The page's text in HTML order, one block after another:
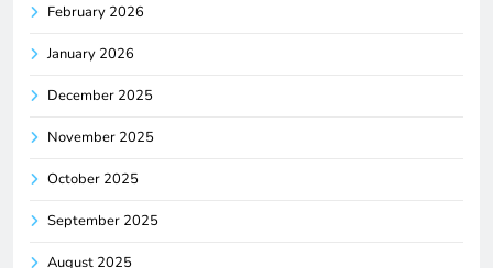
February 2026
January 2026
December 2025
November 2025
October 2025
September 2025
August 2025